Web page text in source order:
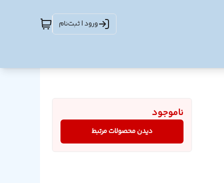
ورود | ثبت‌نام
ناموجود
دیدن محصولات مرتبط